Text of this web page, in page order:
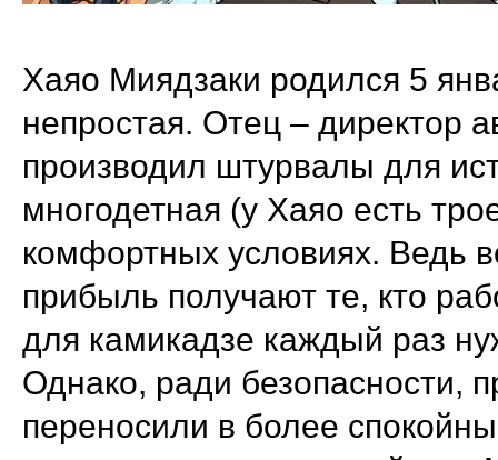
Хаяо Миядзаки родился 5
непростая. Отец – директор
производил штурвалы для
многодетная (у Хаяо есть
комфортных условиях. Ведь
прибыль получают те, кто
для камикадзе каждый раз
Однако, ради безопасности,
переносили в более